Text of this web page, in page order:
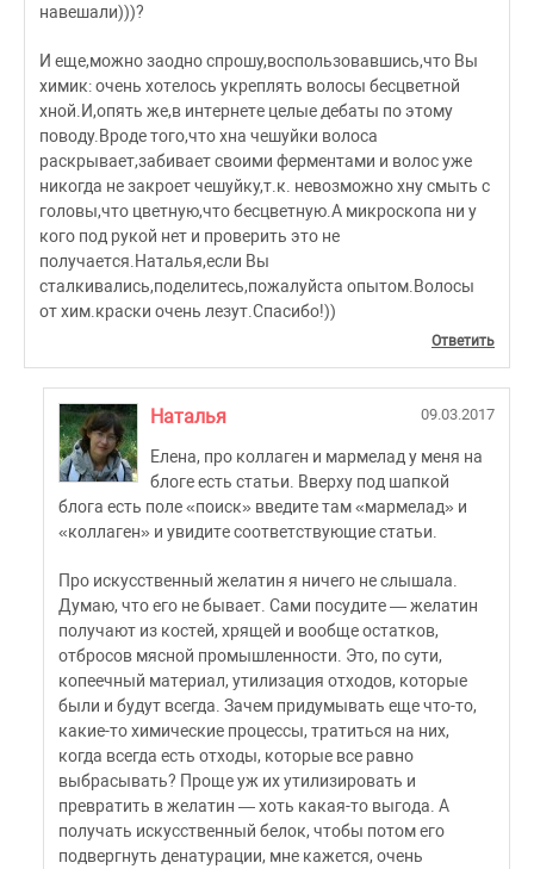
навешали)))?
И еще,можно заодно спрошу,воспользовавшись,что Вы
химик: очень хотелось укреплять волосы бесцветной
хной.И,опять же,в интернете целые дебаты по этому
поводу.Вроде того,что хна чешуйки волоса
раскрывает,забивает своими ферментами и волос уже
никогда не закроет чешуйку,т.к. невозможно хну смыть с
головы,что цветную,что бесцветную.А микроскопа ни у
кого под рукой нет и проверить это не
получается.Наталья,если Вы
сталкивались,поделитесь,пожалуйста опытом.Волосы
от хим.краски очень лезут.Спасибо!))
Ответить
Наталья 09.03.2017
Елена, про коллаген и мармелад у меня на
блоге есть статьи. Вверху под шапкой
блога есть поле «поиск» введите там «мармелад» и
«коллаген» и увидите соответствующие статьи.
Про искусственный желатин я ничего не слышала.
Думаю, что его не бывает. Сами посудите — желатин
получают из костей, хрящей и вообще остатков,
отбросов мясной промышленности. Это, по сути,
копеечный материал, утилизация отходов, которые
были и будут всегда. Зачем придумывать еще что-то,
какие-то химические процессы, тратиться на них,
когда всегда есть отходы, которые все равно
выбрасывать? Проще уж их утилизировать и
превратить в желатин — хоть какая-то выгода. А
получать искусственный белок, чтобы потом его
подвергнуть денатурации, мне кажется, очень